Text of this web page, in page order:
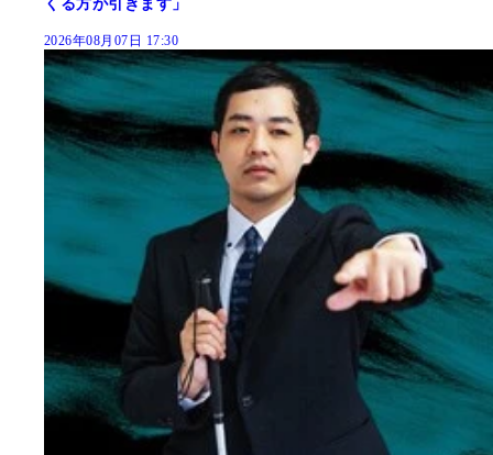
くる方が引きます」
2026年08月07日 17:30